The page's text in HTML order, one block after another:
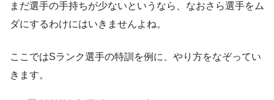
まだ選手の手持ちが少ないというなら、なおさら選手をム
ダにするわけにはいきませんよね。
ここではSランク選手の特訓を例に、やり方をなぞってい
きます。